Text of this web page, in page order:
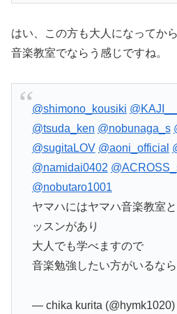
はい、この方も大人になってか
音楽教室でならう感じですね。
@shimono_kousiki
@tsuda_ken @nobunaga_s
@sugitaLOV @aoni_official
@namidai0402
@nobutaro1001
ヤマハにはヤマハ音楽教室
ッスンがあり
大人でも学べますので
音楽勉強したい方がいるなら
— chika kurita (@hymk1020)